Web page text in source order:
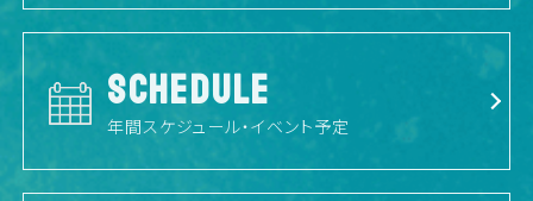
SCHEDULE
年間スケジュール・イベント予定